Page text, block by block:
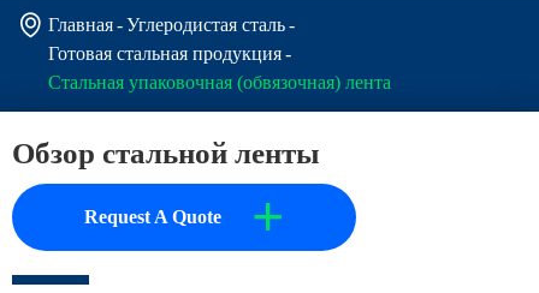
 Главная
Углеродистая сталь
Готовая стальная продукция
Стальная упаковочная (обвязочная) лента
Обзор стальной ленты
Request A Quote +